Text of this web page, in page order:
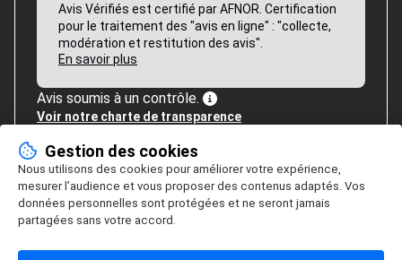
Avis Vérifiés est certifié par AFNOR. Certification
pour le traitement des "avis en ligne" : "collecte,
modération et restitution des avis".
En savoir plus
Avis soumis à un contrôle.
Voir notre charte de transparence
Gestion des cookies
Nous utilisons des cookies pour améliorer votre expérience,
mesurer l’audience et vous proposer des contenus adaptés. Vos
données personnelles sont protégées et ne seront jamais
partagées sans votre accord.